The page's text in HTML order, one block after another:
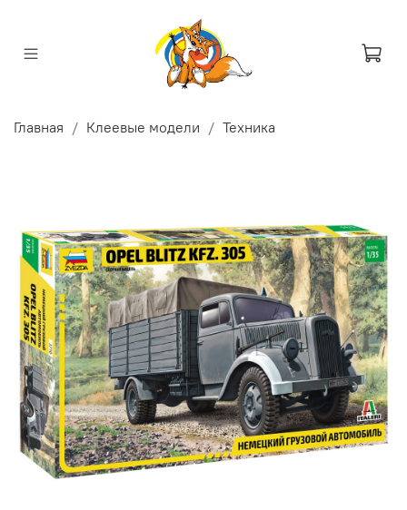
Главная Клеевые модели Техника